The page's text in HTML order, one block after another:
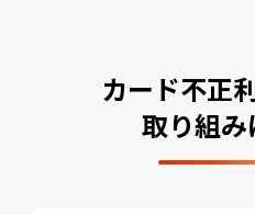
カード不正
取り組み